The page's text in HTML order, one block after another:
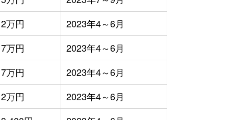
2万円
2023年4～6月
7万円
2023年4～6月
7万円
2023年4～6月
2万円
2023年4～6月